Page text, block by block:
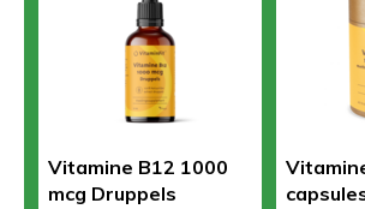
Vitamine B12 1000
mcg Druppels